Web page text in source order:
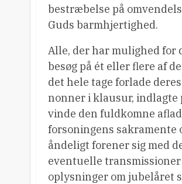
bestræbelse på
Guds barmhjertighed.
Alle, der har mulighed for
besøg på ét eller flere af
det hele tage forlade
nonner i klausur, indlagte
vinde den fuldkomne
forsoningens sakramente
åndeligt forener sig med
eventuelle transmissioner
oplysninger om jubelåret